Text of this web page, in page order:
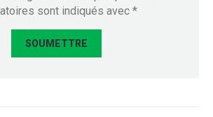
sont indiqués avec *